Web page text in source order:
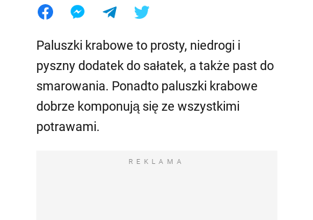
Paluszki krabowe to prosty, niedrogi i
pyszny dodatek do sałatek, a także past do
smarowania. Ponadto paluszki krabowe
dobrze komponują się ze wszystkimi
potrawami.
REKLAMA